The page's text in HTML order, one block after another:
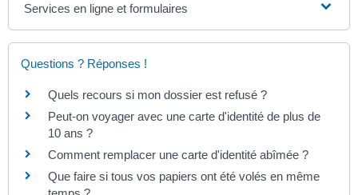
Services en ligne et formulaires
Questions ? Réponses !
Quels recours si mon dossier est refusé ?
Peut-on voyager avec une carte d'identité de plus de
10 ans ?
Comment remplacer une carte d'identité abîmée ?
Que faire si tous vos papiers ont été volés en même